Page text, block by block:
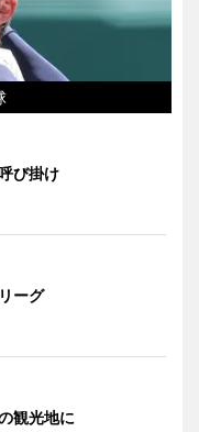
び掛け
ーグ
観光地に